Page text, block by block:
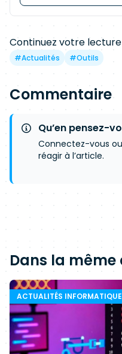
Continuez votre
#Actualités #Outils
Commentaire
Qu’en pensez-
Connectez-vous
réagir à l’article.
Dans la
ACTUALITÉS